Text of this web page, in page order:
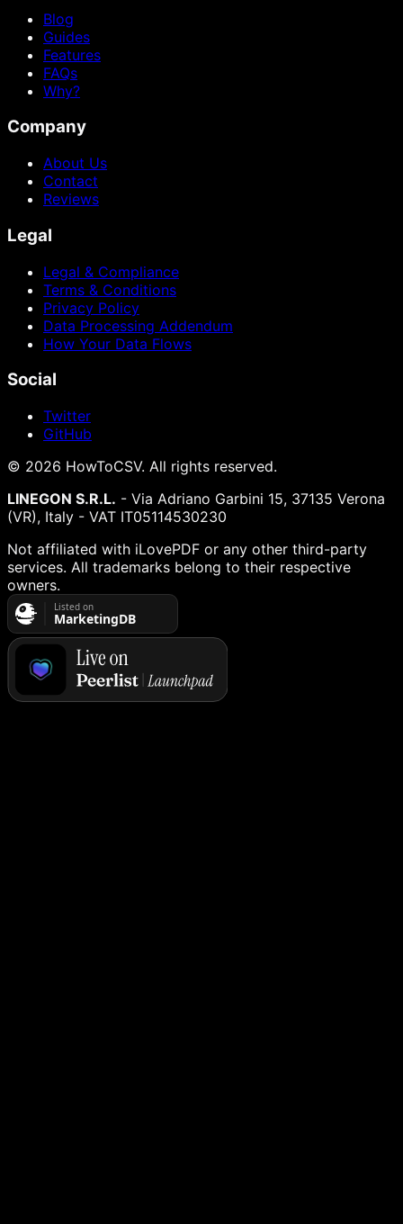
Blog
Guides
Features
FAQs
Why?
Company
About Us
Contact
Reviews
Legal
Legal & Compliance
Terms & Conditions
Privacy Policy
Data Processing Addendum
How Your Data Flows
Social
Twitter
GitHub
© 2026 HowToCSV. All rights reserved.
LINEGON S.R.L. - Via Adriano Garbini 15, 37135 Verona
(VR), Italy - VAT IT05114530230
Not affiliated with iLovePDF or any other third-party
services. All trademarks belong to their respective
owners.